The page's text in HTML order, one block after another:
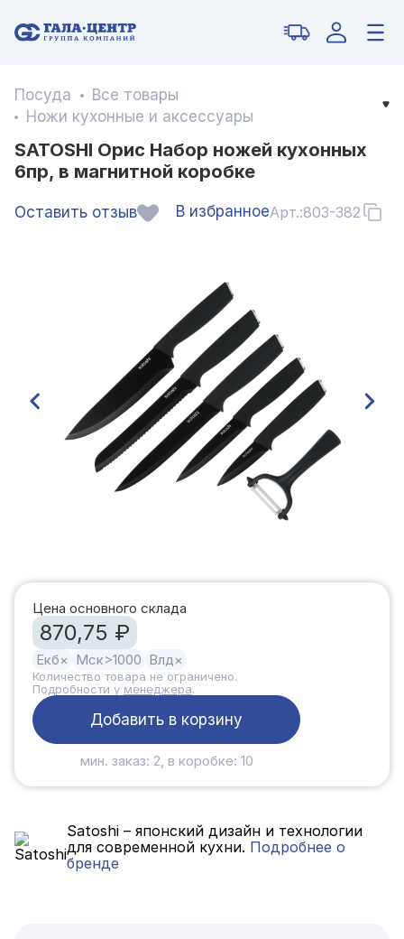
Посуда
Все товары
Ножи кухонные и аксессуары
SATOSHI Орис Набор ножей кухонных
6пр, в магнитной коробке
Оставить отзыв В избранноеАрт.:803-382
Цена основного склада
870,75 ₽
Екб× Мск>1000 Влд ×
Количество товара не ограничено.
Подробности у менеджера.
Добавить в корзину
мин. заказ: 2, в коробке: 10
Satoshi – японский дизайн и технологии
для современной кухни. Подробнее о
бренде